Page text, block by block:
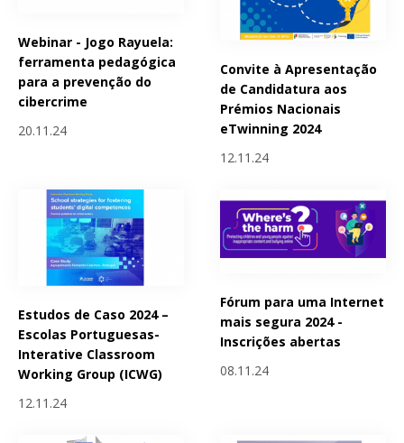
Webinar - Jogo Rayuela:
ferramenta pedagógica
para a prevenção do
cibercrime
20.11.24
Convite à Apresentação
de Candidatura aos
Prémios Nacionais
eTwinning 2024
12.11.24
Estudos de Caso 2024 –
Escolas Portuguesas-
Interative Classroom
Working Group (ICWG)
12.11.24
Fórum para uma Internet
mais segura 2024 -
Inscrições abertas
08.11.24